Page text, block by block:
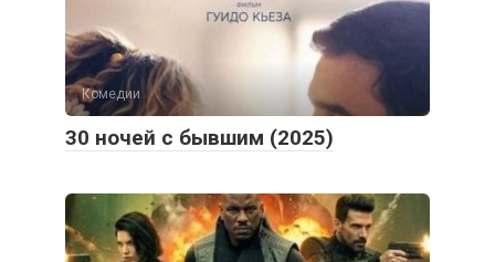
Комедии
30 ночей с бывшим (2025)